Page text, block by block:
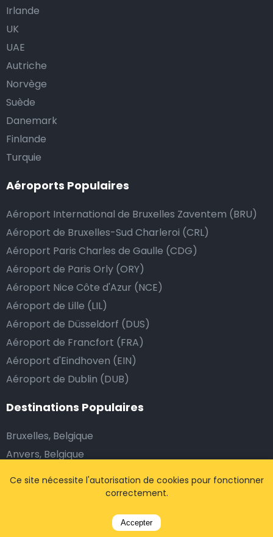
Irlande
UK
UAE
Autriche
Norvège
Suède
Danemark
Finlande
Turquie
Aéroports Populaires
Aéroport International de Bruxelles Zaventem (BRU)
Aéroport de Bruxelles-Sud Charleroi (CRL)
Aéroport Paris Charles de Gaulle (CDG)
Aéroport de Paris Orly (ORY)
Aéroport Nice Côte d'Azur (NCE)
Aéroport de Lille (LIL)
Aéroport de Düsseldorf (DUS)
Aéroport de Francfort (FRA)
Aéroport d'Eindhoven (EIN)
Aéroport de Dublin (DUB)
Destinations Populaires
Bruxelles, Belgique
Anvers, Belgique
Ce site nécessite l'autorisation de cookies pour fonctionner
correctement.
Accepter